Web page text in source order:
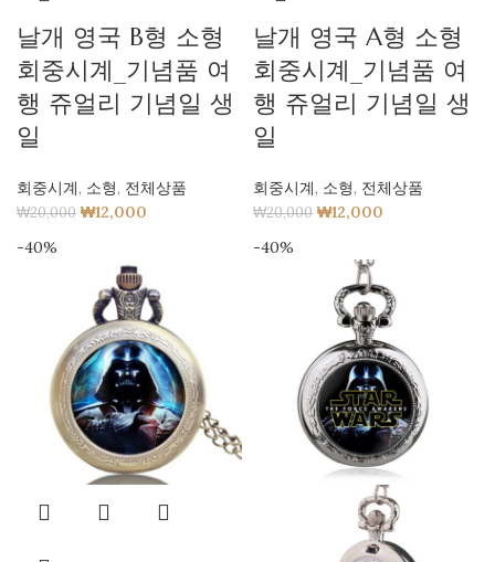
날개 영국 B형 소형
회중시계_기념품 여
행 쥬얼리 기념일 생
일
회중시계, 소형, 전체상품
₩20,000 ₩12,000
날개 영국 A형 소형
회중시계_기념품 여
행 쥬얼리 기념일 생
일
회중시계, 소형, 전체상품
₩20,000 ₩12,000
-40%
-40%